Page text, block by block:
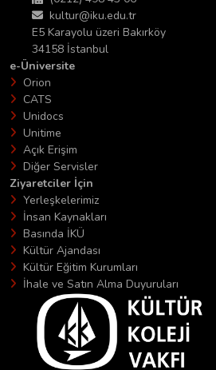
kultur@iku.edu.tr
E5 Karayolu üzeri Bakırköy
34158 İstanbul
e-Üniversite
Orion
CATS
Unidocs
Unitime
Açık Erişim
Diğer Servisler
Ziyaretciler İçin
Yerleşkelerimiz
İnsan Kaynakları
Basında İKÜ
Kültür Ajandası
Kültür Eğitim Kurumları
İhale ve Satın Alma Duyuruları